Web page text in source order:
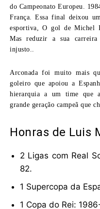
do Campeonato Europeu.
França. Essa final deixou
esportiva, O gol de Michel
Mas reduzir a sua carreira
injusto..
Arconada foi muito mais
goleiro que apoiou a
hierarquia a um time que
grande geração campeã que
Honras de Luis
2 Ligas com Real
82.
1 Supercopa da
1 Copa do Rei: